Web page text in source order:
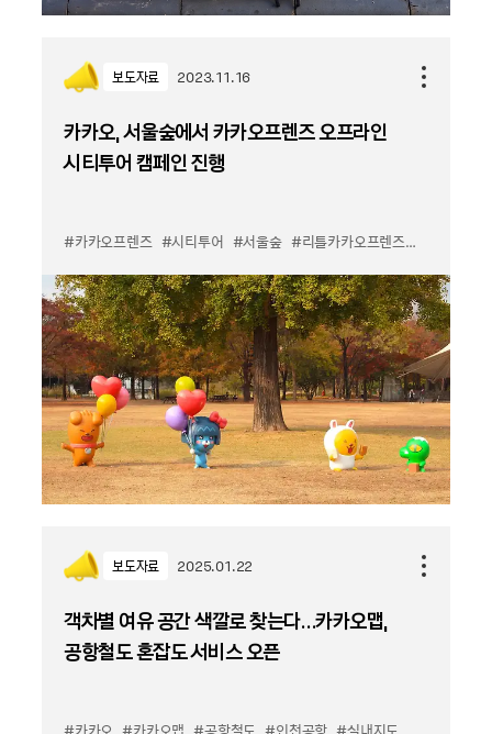
보도자료 2023.11.16
카카오, 서울숲에서 카카오프렌즈 오프라인
시티투어 캠페인 진행
#카카오프렌즈 #시티투어 #서울숲 #리틀카카오프렌즈 #죠르디
보도자료 2025.01.22
객차별 여유 공간 색깔로 찾는다…카카오맵,
공항철도 혼잡도 서비스 오픈
#카카오 #카카오맵 #공항철도 #인천공항 #실내지도